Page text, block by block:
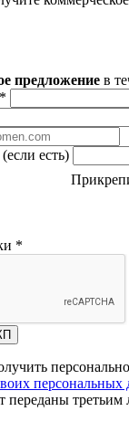
предложение в
*
есть)
*
переданы третьим